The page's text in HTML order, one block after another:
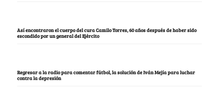
Así encontraron el cuerpo del cura Camilo Torres, 60 años después de haber sido
escondido por un general del Ejército
Regresar a la radio para comentar fútbol, la solución de Iván Mejía para luchar
contra la depresión